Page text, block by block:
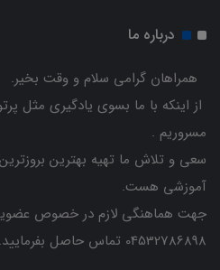
درباره ما
همراهان گرامی سلام و وقت بخیر.
از اینکه با ما بسوی یادگیری مثل
مسروریم .
سعی و تلاش ما تهیه بهترین
آموزشی هست.
جهت هماهنگی لازم در خصوص
04532786898 تماس حاصل بفرمایید.